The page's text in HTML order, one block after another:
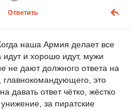
Ответить
наша Армия делает все
идут и хорошо идут, мужи
не дают должного ответа на
это
давать ответ чётко, жёстко
за пиратские